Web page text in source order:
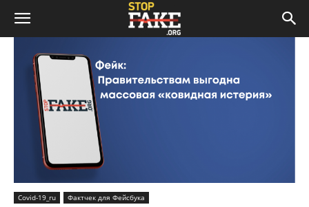
Covid-19_ru Фактчек для Фейсбука